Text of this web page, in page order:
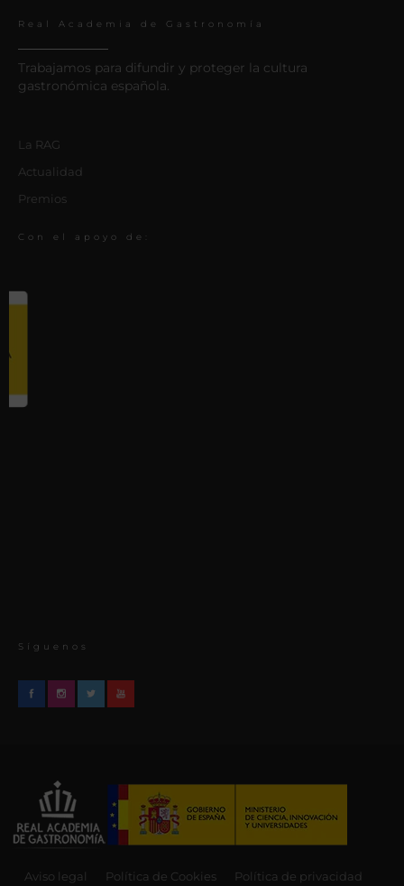
Real Academia de Gastronomía
Trabajamos para difundir y proteger la cultura
gastronómica española.
La RAG
Actualidad
Premios
Con el apoyo de:
Síguenos
Aviso legal Política de Cookies Política de privacidad